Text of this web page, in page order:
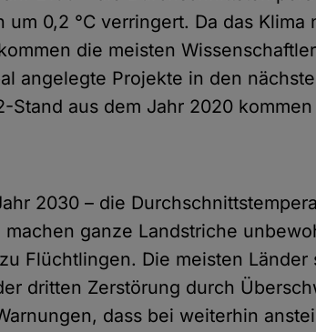
um 0,2 °C verringert. Da das Klima
die meisten
angelegte Projekte in den
Stand aus dem Jahr 2020
2030 – die
ganze Landstriche
Flüchtlingen. Die meisten
dritten Zerstörung durch
dass bei weiterhin